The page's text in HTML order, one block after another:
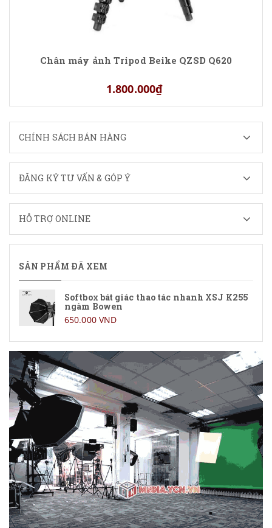
Chân máy ảnh Tripod Beike QZSD Q620
1.800.000₫
CHÍNH SÁCH BÁN HÀNG
ĐĂNG KÝ TƯ VẤN & GÓP Ý
HỖ TRỢ ONLINE
SẢN PHẨM ĐÃ XEM
Softbox bát giác thao tác nhanh XSJ K255
ngàm Bowen
650.000 VND